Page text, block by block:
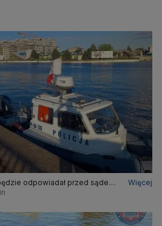
odpowiadał przed sądem
alkoholu
Więcej